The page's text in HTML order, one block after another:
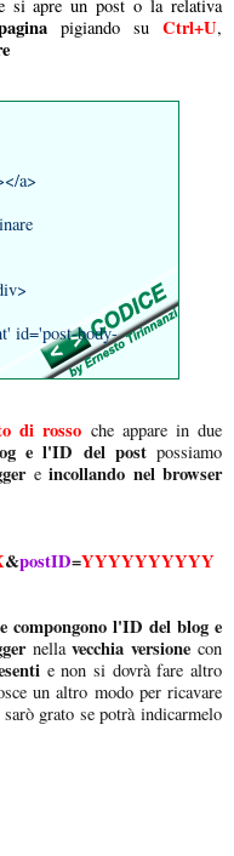
si apre un post o la relativa
pigiando suCtrl+U,
a>
id='post-body-
di rosso che appare in due
e l'ID del postpossiamo
e incollando nel browser
&postID=YYYYYYYYYY
compongono l'ID del blog e
nellavecchia versione con
e non si dovrà fare altro
un altro modo per ricavare
grato se potrà indicarmelo